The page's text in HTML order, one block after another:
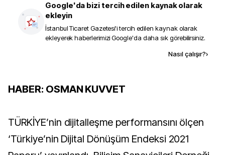
Google'da bizi tercih edilen kaynak olarak
ekleyin
İstanbul Ticaret Gazetesi'i tercih edilen kaynak olarak
ekleyerek haberlerimizi Google'da daha sık görebilirsiniz.
Nasıl çalışır?›
HABER: OSMAN KUVVET
TÜRKİYE’nin dijitalleşme performansını ölçen
‘Türkiye’nin Dijital Dönüşüm Endeksi 2021